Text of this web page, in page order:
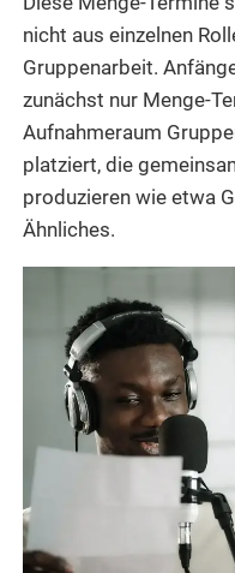
nicht aus einzelnen
Gruppenarbeit.
zunächst nur Menge-
Aufnahmeraum
platziert, die
produzieren wie etwa
Ähnliches.